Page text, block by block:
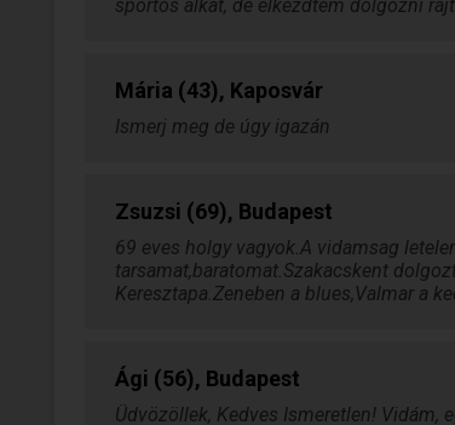
sportos alkat, de elkezdtem dolgozni
Mária (43), Kaposvár
Ismerj meg de úgy igazán
Zsuzsi (69), Budapest
69 eves holgy vagyok.A vidamsag
tarsamat,baratomat.Szakacskent
Keresztapa.Zeneben a blues,Valmar a
Ági (56), Budapest
Üdvözöllek, Kedves Ismeretlen! Vidám,